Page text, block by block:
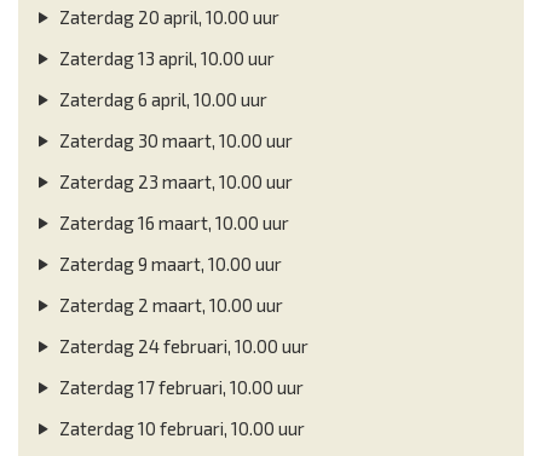
Zaterdag 20 april, 10.00 uur
Zaterdag 13 april, 10.00 uur
Zaterdag 6 april, 10.00 uur
Zaterdag 30 maart, 10.00 uur
Zaterdag 23 maart, 10.00 uur
Zaterdag 16 maart, 10.00 uur
Zaterdag 9 maart, 10.00 uur
Zaterdag 2 maart, 10.00 uur
Zaterdag 24 februari, 10.00 uur
Zaterdag 17 februari, 10.00 uur
Zaterdag 10 februari, 10.00 uur